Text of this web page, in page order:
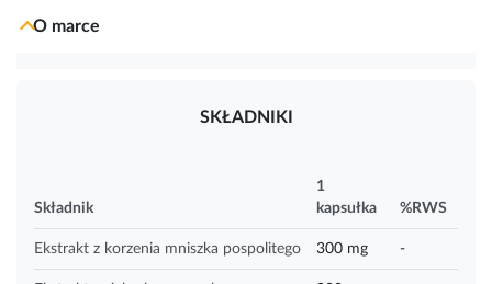
O marce
SKŁADNIKI
Składnik
1
kapsułka
%RWS
Ekstrakt z korzenia mniszka pospolitego 300 mg -